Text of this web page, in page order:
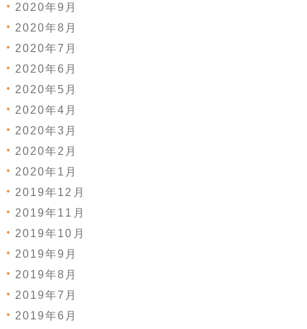
2020年9月
2020年8月
2020年7月
2020年6月
2020年5月
2020年4月
2020年3月
2020年2月
2020年1月
2019年12月
2019年11月
2019年10月
2019年9月
2019年8月
2019年7月
2019年6月